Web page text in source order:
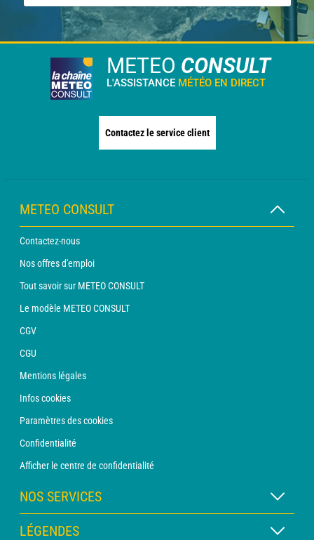
METEO CONSULT
L'ASSISTANCE MÉTÉO EN DIRECT
Contactez le service client
METEO CONSULT
Contactez-nous
Nos offres d'emploi
Tout savoir sur METEO CONSULT
Le modèle METEO CONSULT
CGV
CGU
Mentions légales
Infos cookies
Paramètres des cookies
Confidentialité
Afficher le centre de confidentialité
NOS SERVICES
Abonnement METEO Xpert
LÉGENDES